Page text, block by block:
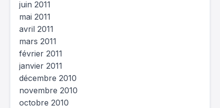
juin 2011
mai 2011
avril 2011
mars 2011
février 2011
janvier 2011
décembre 2010
novembre 2010
octobre 2010